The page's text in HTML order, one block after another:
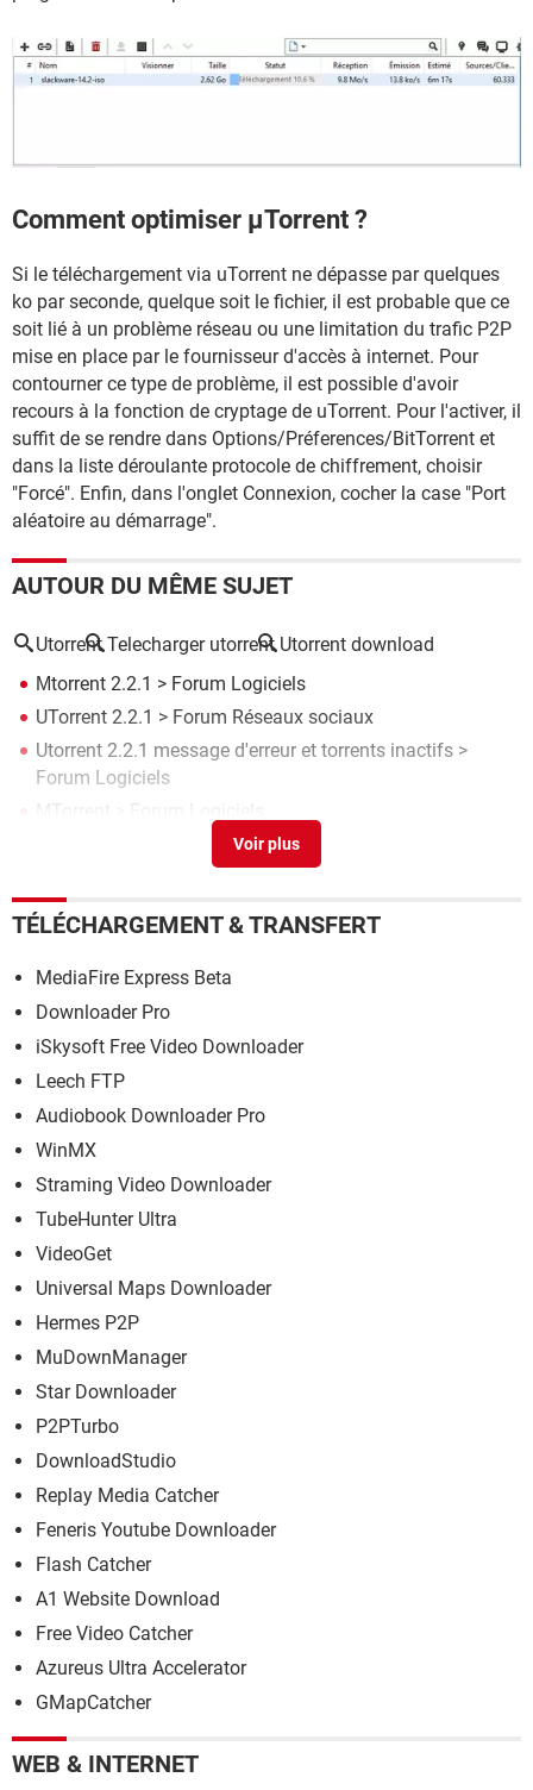
Comment optimiser µTorrent ?
Si le téléchargement via uTorrent ne dépasse par quelques
ko par seconde, quelque soit le fichier, il est probable que ce
soit lié à un problème réseau ou une limitation du trafic P2P
mise en place par le fournisseur d'accès à internet. Pour
contourner ce type de problème, il est possible d'avoir
recours à la fonction de cryptage de uTorrent. Pour l'activer, il
suffit de se rendre dans Options/Préferences/BitTorrent et
dans la liste déroulante protocole de chiffrement, choisir
"Forcé". Enfin, dans l'onglet Connexion, cocher la case "Port
aléatoire au démarrage".
AUTOUR DU MÊME SUJET
Utorrent Telecharger utorrent Utorrent download
Μtorrent 2.2.1 > Forum Logiciels
UTorrent 2.2.1 > Forum Réseaux sociaux
Utorrent 2.2.1 message d'erreur et torrents inactifs >
Forum Logiciels
ΜTorrent
Forum Logiciels
Forum Téléchargement
TÉLÉCHARGEMENT & TRANSFERT
MediaFire Express Beta
Downloader Pro
iSkysoft Free Video Downloader
Leech FTP
Audiobook Downloader Pro
WinMX
Straming Video Downloader
TubeHunter Ultra
VideoGet
Universal Maps Downloader
Hermes P2P
MuDownManager
Star Downloader
P2PTurbo
DownloadStudio
Replay Media Catcher
Feneris Youtube Downloader
Flash Catcher
A1 Website Download
Free Video Catcher
Azureus Ultra Accelerator
GMapCatcher
WEB & INTERNET